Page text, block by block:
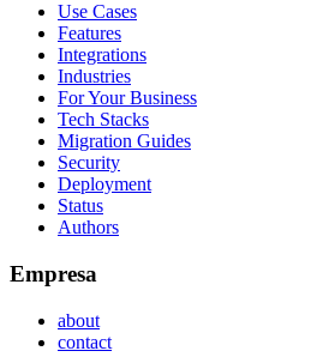
Use Cases
Features
Integrations
Industries
For Your Business
Tech Stacks
Migration Guides
Security
Deployment
Status
Authors
Empresa
about
contact